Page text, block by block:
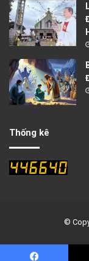
Thống kê
©